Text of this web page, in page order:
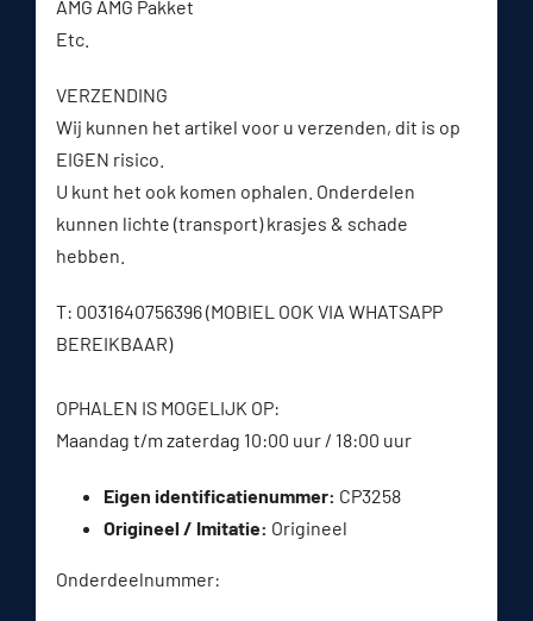
AMG AMG Pakket
Etc.
VERZENDING
Wij kunnen het artikel voor u verzenden, dit is op
EIGEN risico.
U kunt het ook komen ophalen. Onderdelen
kunnen lichte (transport) krasjes & schade
hebben.
T: 0031640756396 (MOBIEL OOK VIA WHATSAPP
BEREIKBAAR)
OPHALEN IS MOGELIJK OP:
Maandag t/m zaterdag 10:00 uur / 18:00 uur
Eigen identificatienummer: CP3258
Origineel / Imitatie: Origineel
Onderdeelnummer: